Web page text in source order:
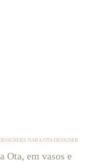
NARA OTA DESIGNER
Ota, em vasos e